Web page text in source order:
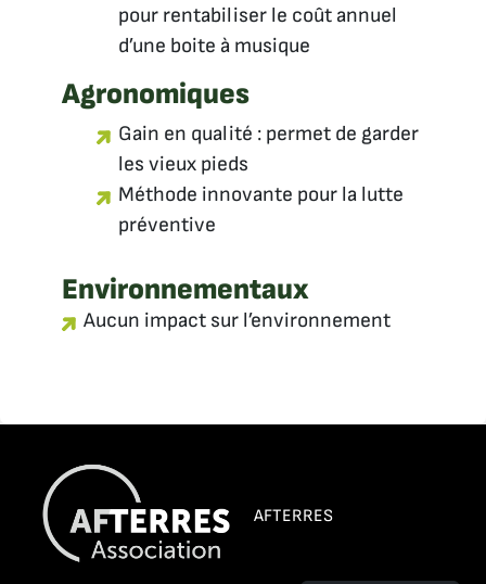
pour rentabiliser le coût annuel
d’une boite à musique
Agronomiques
Gain en qualité : permet de garder
les vieux pieds
Méthode innovante pour la lutte
préventive
Environnementaux
Aucun impact sur l’environnement
AFTERRES